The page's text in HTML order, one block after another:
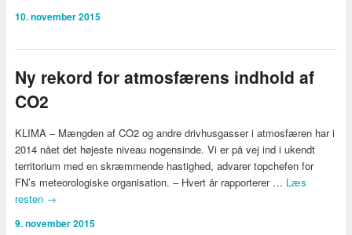
10. november 2015
Ny rekord for atmosfærens indhold af
CO2
KLIMA – Mængden af CO2 og andre drivhusgasser i atmosfæren har i
2014 nået det højeste niveau nogensinde. Vi er på vej ind i ukendt
territorium med en skræmmende hastighed, advarer topchefen for
FN’s meteorologiske organisation. – Hvert år rapporterer … Læs
resten →
9. november 2015